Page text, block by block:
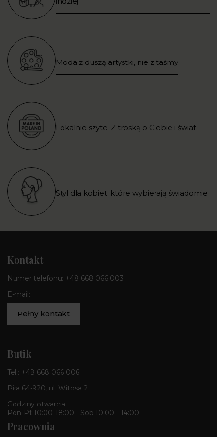
Moda z duszą artystki, nie z taśmy
Lokalnie szyte. Z troską o Ciebie i świat
Styl dla kobiet, które wybierają świadomie
Kontakt
Numer telefonu: +48 668 066 003
E-mail:
Pełny kontakt
Butik
Tel.: +48 668 066 006
Piła 64-920, ul. Witosa 2
Godziny otwarcia:
Pon-Pt 10:00-18:00 | Sob 10:00 - 14:00
Pracownia